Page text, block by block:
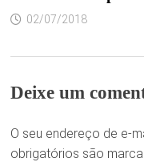
02/07/2018
Deixe um
O seu endereço de e-
obrigatórios são